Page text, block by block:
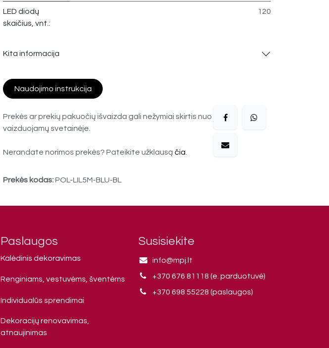
LED diodų
skaičius, vnt.:
120
Kita informacija
Naudojimo instrukcija
Prekės ar prekių pakuočių išvaizda gali nežymiai skirtis nuo
vaizduojamų svetainėje.
Nerandate norimos prekės? Pateikite užklausą čia
Prekės kodas:POL-LIL5M-BLU-BL
Paslaugos
Kalėdinis dekoravimas
Renginiams, vestuvėms, šventėms
Individualūs sprendimai
Dekoracijų renovavimas,
atnaujinimas
Susisiekite
info@mpj.lt
+370 676 81118 (e. parduotuvė)
+370 698 55228 (paslaugos)